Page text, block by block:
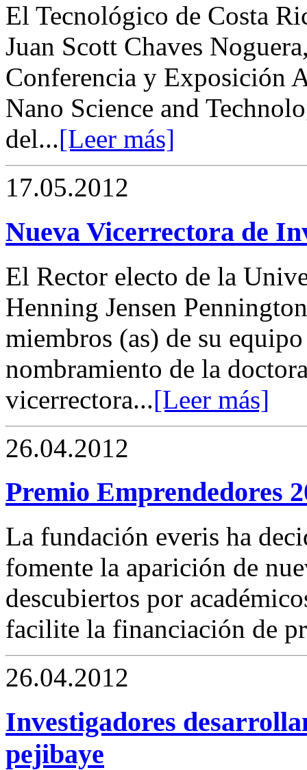
El Tecnológico de Costa
Juan Scott Chaves
Conferencia y Exposición
Nano Science and
del...[Leer más]
17.05.2012
Nueva Vicerrectora de
El Rector electo de la
Henning Jensen
miembros (as) de su
nombramiento de la
vicerrectora...[Leer más]
26.04.2012
Premio Emprendedores
La fundación everis ha
fomente la aparición de
descubiertos por
facilite la financiación de
26.04.2012
Investigadores
pejibaye